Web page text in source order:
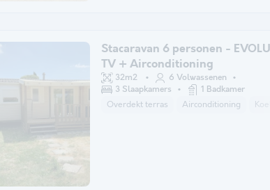
Stacaravan 6 personen -
TV + Airconditioning
32m2
6 Volwassenen
3 Slaapkamers
1 Badkamer
Overdekt terras Airconditioning